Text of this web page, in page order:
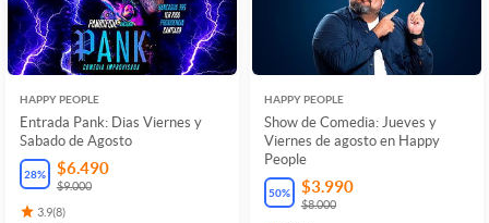
HAPPY PEOPLE
Entrada Pank: Dias Viernes y
Sabado de Agosto
28% $6.490
$9.000
3.9(8)
HAPPY PEOPLE
Show de Comedia: Jueves y
Viernes de agosto en Happy
People
50% $3.990
$8.000